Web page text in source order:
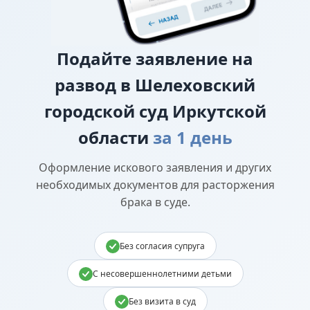
Подайте заявление на
развод в Шелеховский
городской суд Иркутской
области за 1 день
Оформление искового заявления и других
необходимых документов для расторжения
брака в суде.
Без согласия супруга
С несовершеннолетними детьми
Без визита в суд